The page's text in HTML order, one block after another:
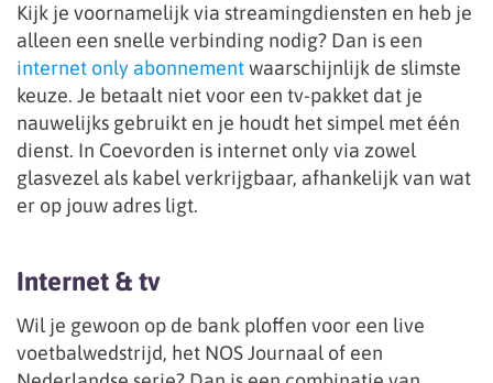
Kijk je voornamelijk via streamingdiensten en heb je
alleen een snelle verbinding nodig? Dan is een
internet only abonnementwaarschijnlijk de slimste
keuze. Je betaalt niet voor een tv-pakket dat je
nauwelijks gebruikt en je houdt het simpel met één
dienst. In Coevorden is internet only via zowel
glasvezel als kabel verkrijgbaar, afhankelijk van wat
er op jouw adres ligt.
Internet & tv
Wil je gewoon op de bank ploffen voor een live
voetbalwedstrijd, het NOS Journaal of een